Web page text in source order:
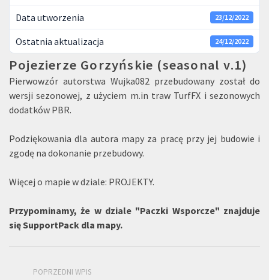
Data utworzenia 23/12/2022
Ostatnia aktualizacja 24/12/2022
Pojezierze Gorzyńskie (seasonal v.1)
Pierwowzór autorstwa Wujka082 przebudowany został do
wersji sezonowej, z użyciem m.in traw TurfFX i sezonowych
dodatków PBR.
Podziękowania dla autora mapy za pracę przy jej budowie i
zgodę na dokonanie przebudowy.
Więcej o mapie w dziale: PROJEKTY.
Przypominamy, że w dziale "Paczki Wsporcze" znajduje
się SupportPack dla mapy.
POPRZEDNI WPIS